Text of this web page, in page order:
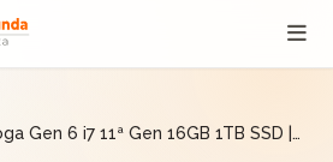
Gen 6 i7 11ª Gen 16GB 1TB SSD |